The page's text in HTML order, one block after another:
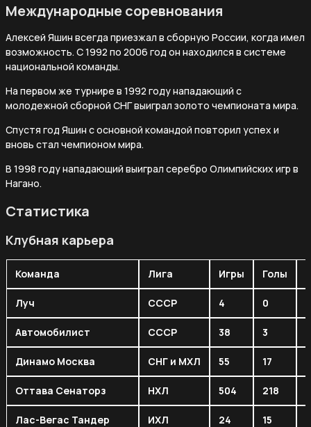
Международные соревнования
Алексей Яшин всегда приезжал в сборную России, когда имел
возможность. С 1992 по 2006 год он находился в системе
национальной команды.
На первом же турнире в 1992 году нападающий с
молодежной сборной СНГ выиграл золото чемпионата мира.
Спустя год Яшин с основной командой повторил успех и
вновь стал чемпионом мира.
В 1998 году нападающий выиграл серебро Олимпийских игр в
Нагано.
Статистика
Клубная карьера
Команда Лига Игры Голы
Луч СССР 4 0
Автомобилист СССР 38 3
Динамо Москва СНГ и МХЛ 55 17
Оттава Сенаторз НХЛ 504 218
Лас-Вегас Тандер ИХЛ 24 15